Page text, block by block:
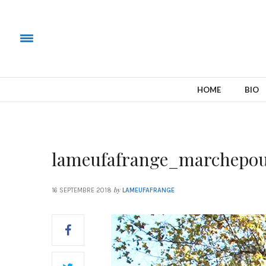
HOME BIO
16 SEPTEMBRE 2018 by LAMEUFAFRANGE